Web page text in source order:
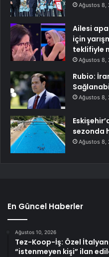
Ağustos 8,
Ailesi
için
teklifiyle
Ağustos 8,
Rubio:
Ağustos 8,
sezonda
Ağustos 8,
En Güncel Haberler
Ağustos 10, 2026
Tez-Koop-İş: Özel
“istenmeyen kişi” ilan